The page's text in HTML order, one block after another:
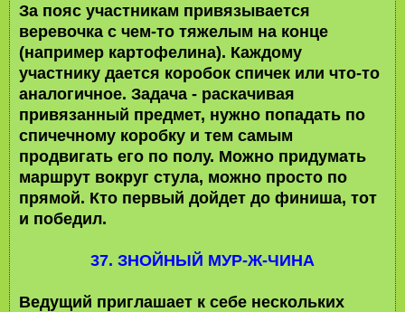
За пояс участникам привязывается
веревочка с чем-то тяжелым на конце
(например картофелина). Каждому
участнику дается коробок спичек или что-то
аналогичное. Задача - раскачивая
привязанный предмет, нужно попадать по
спичечному коробку и тем самым
продвигать его по полу. Можно придумать
маршрут вокруг стула, можно просто по
прямой. Кто первый дойдет до финиша, тот
и победил.
37. ЗНОЙНЫЙ МУР-Ж-ЧИНА
Ведущий приглашает к себе нескольких